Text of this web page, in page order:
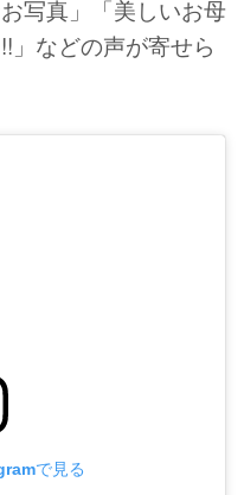
写真」「美しいお母
」などの声が寄せら
で見る